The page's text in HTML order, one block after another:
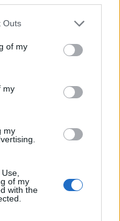
one or more Google
You may click to
its third-party tags to
in below Google
Outs
of my
my
my
of my
with the
διευκολύνει την
της τοπικής αγοράς
της μάρκας σε μια
τοποθέτηση,
έναρξη των προ-
τη δυνατότητα
την επιθυμητή έκδοση